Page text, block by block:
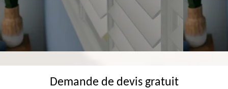
Demande de devis gratuit